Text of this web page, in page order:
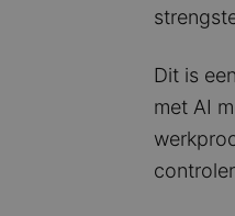
Dit is
met AI